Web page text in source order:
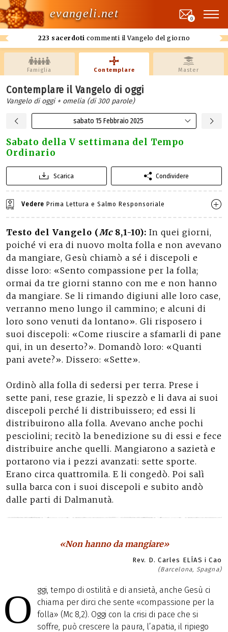
evangeli.net
223 sacerdoti commenti il Vangelo del giorno
0
Famiglia Contemplare Master
Contemplare il Vangelo di oggi
Vangelo di oggi + omelia (di 300 parole)
sabato 15 Febbraio 2025
Sabato della V settimana del Tempo
Ordinario
Scarica Condividere
Vedere Prima Lettura e Salmo Responsoriale
Testo del Vangelo (Mc8,1-10): In quei giorni,
poiché vi era di nuovo molta folla e non avevano
da mangiare, Gesù chiamò a sé i discepoli e
disse loro: «Sento compassione per la folla;
ormai da tre giorni stanno con me e non hanno
da mangiare. Se li rimando digiuni alle loro case,
verranno meno lungo il cammino; e alcuni di
loro sono venuti da lontano». Gli risposero i
suoi discepoli: «Come riuscire a sfamarli di pane
qui, in un deserto?». Domandò loro: «Quanti
pani avete?». Dissero: «Sette».
Ordinò alla folla di sedersi per terra. Prese i
sette pani, rese grazie, li spezzò e li dava ai suoi
discepoli perché li distribuissero; ed essi li
distribuirono alla folla. Avevano anche pochi
pesciolini; recitò la benedizione su di essi e fece
distribuire anche quelli. Mangiarono a sazietà e
portarono via i pezzi avanzati: sette sporte.
Erano circa quattromila. E li congedò. Poi salì
sulla barca con i suoi discepoli e subito andò
dalle parti di Dalmanutà.
«Non hanno da mangiare»
Rev. D. Carles ELÍAS i Cao
(Barcelona, Spagna)
O
ggi, tempo di ostilità e di ansietà, anche Gesù ci
chiama per dirci che sente «compassione per la
folla» (Mc 8,2). Oggi con la crisi di pace che si
soffre, può crescere la paura, l’apatia, il ripiego